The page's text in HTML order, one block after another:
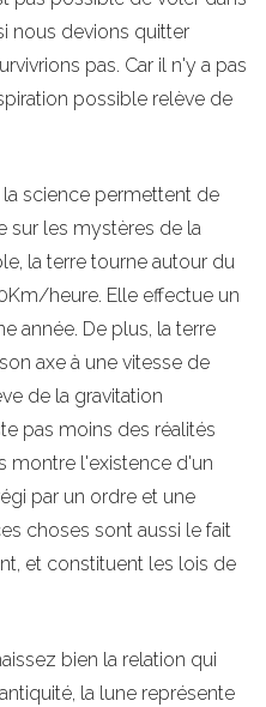
nous devions quitter
pas. Car il n'y a pas
possible relève de
science permettent de
sur les mystères de la
la terre tourne autour du
heure. Elle effectue un
année. De plus, la terre
axe à une vitesse de
de la gravitation
pas moins des réalités
montre l'existence d'un
par un ordre et une
choses sont aussi le fait
et constituent les lois de
bien la relation qui
la lune représente